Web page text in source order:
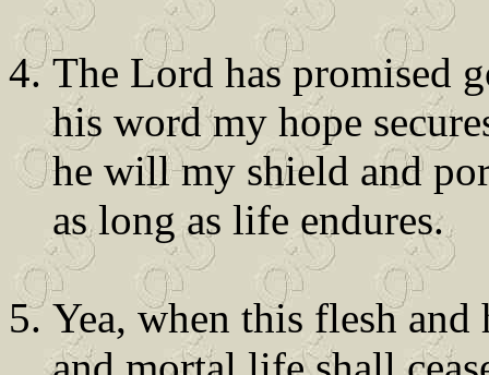
The Lord has promised
his word my hope
he will my shield and
as long as life endures.
Yea, when this flesh